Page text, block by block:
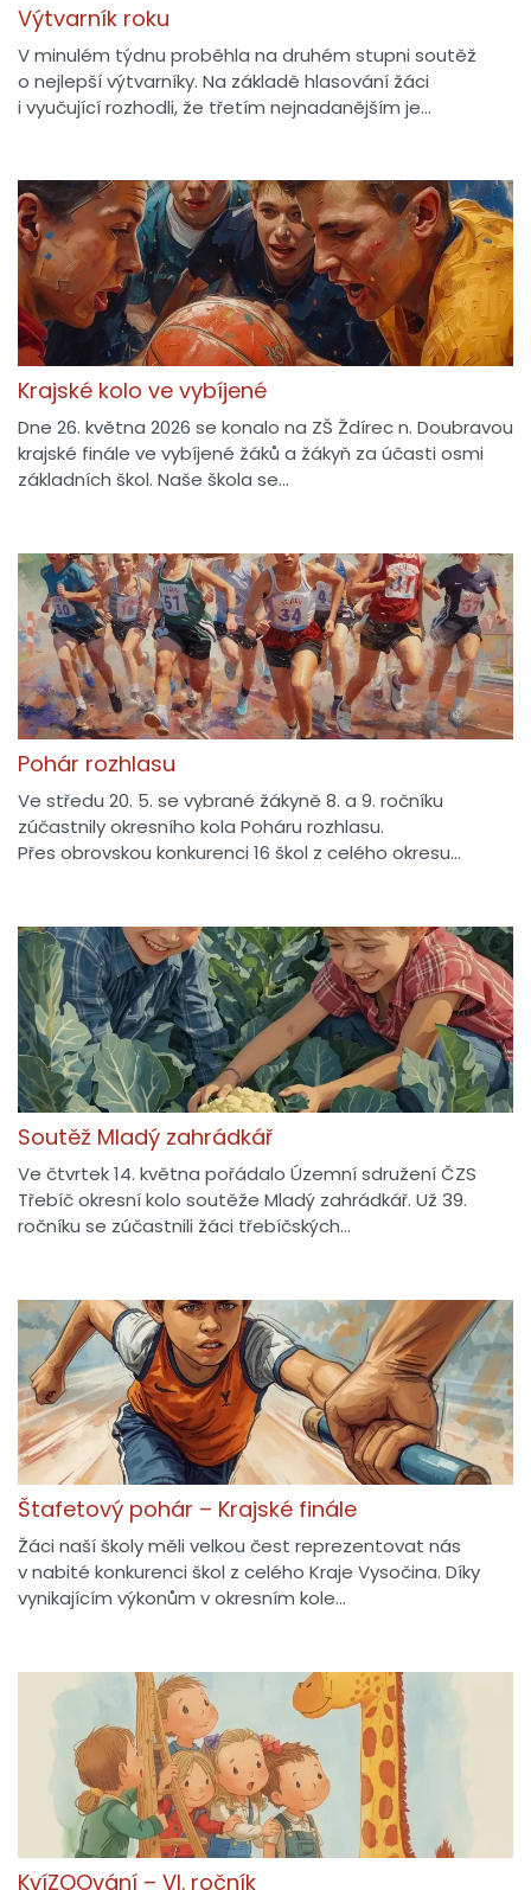
Výtvarník roku
V minulém týdnu proběhla na druhém stupni soutěž
o nejlepší výtvarníky. Na základě hlasování žáci
i vyučující rozhodli, že třetím nejnadanějším je…
Krajské kolo ve vybíjené
Dne 26. května 2026 se konalo na ZŠ Ždírec n. Doubravou
krajské finále ve vybíjené žáků a žákyň za účasti osmi
základních škol. Naše škola se…
Pohár rozhlasu
Ve středu 20. 5. se vybrané žákyně 8. a 9. ročníku
zúčastnily okresního kola Poháru rozhlasu.
Přes obrovskou konkurenci 16 škol z celého okresu…
Soutěž Mladý zahrádkář
Ve čtvrtek 14. května pořádalo Územní sdružení ČZS
Třebíč okresní kolo soutěže Mladý zahrádkář. Už 39.
ročníku se zúčastnili žáci třebíčských…
Štafetový pohár – Krajské finále
Žáci naší školy měli velkou čest reprezentovat nás
v nabité konkurenci škol z celého Kraje Vysočina. Díky
vynikajícím výkonům v okresním kole…
KvíZOOvání – VI. ročník